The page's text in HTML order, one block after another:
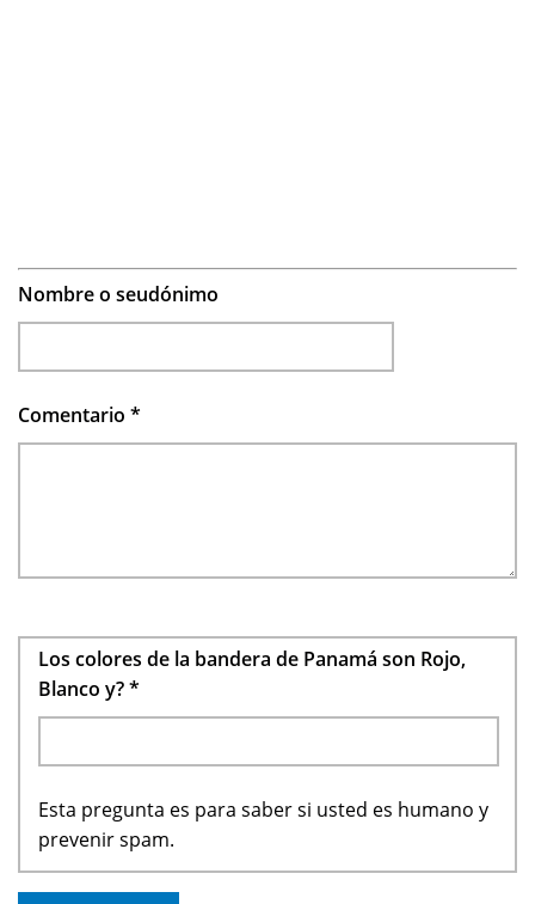
Nombre o seudónimo
Comentario *
Los colores de la bandera de Panamá son Rojo,
Blanco y?*
Esta pregunta es para saber si usted es humano y
prevenir spam.